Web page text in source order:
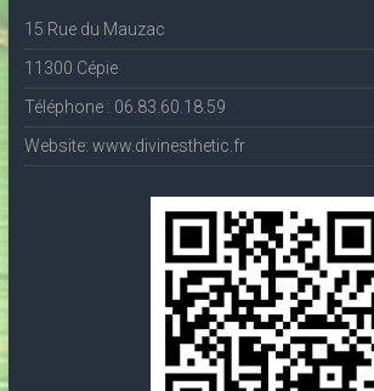
15 Rue du Mauzac
11300 Cépie
Téléphone : 06.83.60.18.59
Website: www.divinesthetic.fr